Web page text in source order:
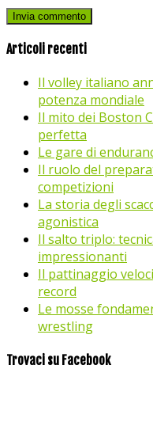
Articoli recenti
Il volley italiano
potenza mondiale
Il mito dei Boston
perfetta
Le gare di
Il ruolo del
competizioni
La storia degli
agonistica
Il salto triplo:
impressionanti
Il pattinaggio
record
Le mosse
wrestling
Trovaci su Facebook